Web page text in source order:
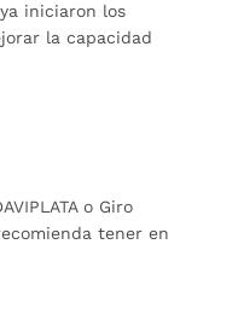
iniciaron los
la capacidad
o Giro
tener en